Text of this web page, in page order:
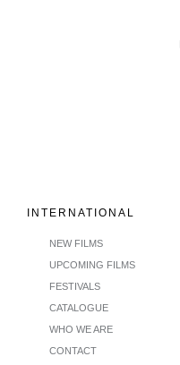
INTERNATIONAL
NEW FILMS
UPCOMING FILMS
FESTIVALS
CATALOGUE
WHO WE ARE
CONTACT